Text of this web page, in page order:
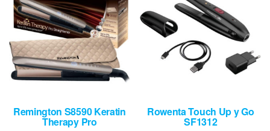
Remington S8590 Keratin
Therapy Pro
Rowenta Touch Up y Go
SF1312